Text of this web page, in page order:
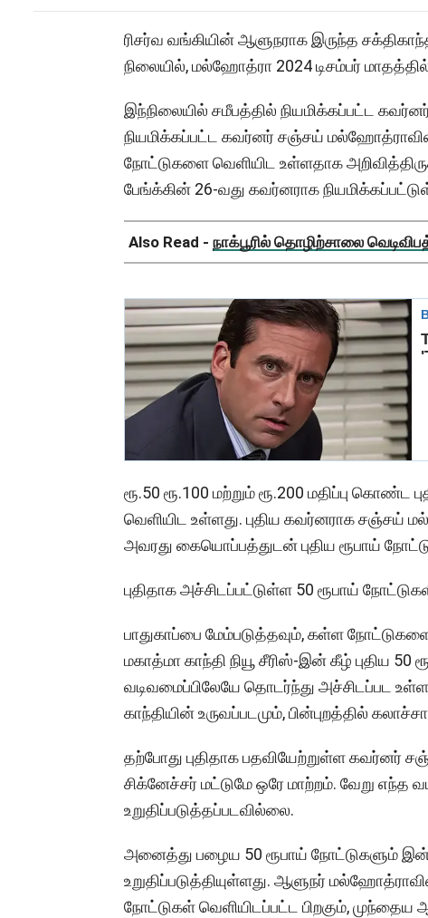
ரிசர்வ வங்கியின் ஆளுநராக இருந்த
நிலையில், மல்ஹோத்ரா 2024 டிசம்பர்
இந்நிலையில் சமீபத்தில் நியமிக்கப்பட்ட
நியமிக்கப்பட்ட கவர்னர் சஞ்சய் மல்ஹோத்ராவின்
நோட்டுகளை வெளியிட உள்ளதாக
பேங்க்கின் 26-வது கவர்னராக
Also Read - நாக்பூரில் தொழிற்சாலை
ரூ.50 ரூ.100 மற்றும் ரூ.200 மதிப்பு கொண்ட
வெளியிட உள்ளது. புதிய கவர்னராக சஞ்சய்
அவரது கையொப்பத்துடன் புதிய ரூபாய்
புதிதாக அச்சிடப்பட்டுள்ள 50 ரூபாய்
பாதுகாப்பை மேம்படுத்தவும், கள்ள
மகாத்மா காந்தி நியூ சீரிஸ்-இன் கீழ் புதிய
வடிவமைப்பிலேயே தொடர்ந்து அச்சிடப்பட
காந்தியின் உருவப்படமும், பின்புறத்தில்
தற்போது புதிதாக பதவியேற்றுள்ள கவர்னர்
சிக்னேச்சர் மட்டுமே ஒரே மாற்றம். வேறு எந்த
உறுதிப்படுத்தப்படவில்லை.
அனைத்து பழைய 50 ரூபாய் நோட்டுகளும்
உறுதிப்படுத்தியுள்ளது. ஆளுநர்
நோட்டுகள் வெளியிடப்பட்ட பிறகும்,